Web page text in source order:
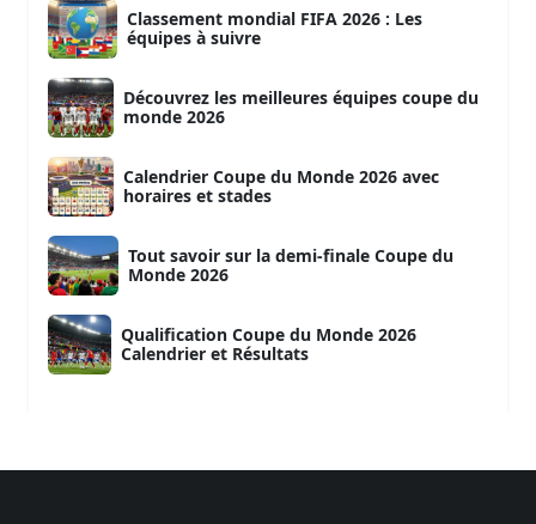
Classement mondial FIFA 2026 : Les
équipes à suivre
Découvrez les meilleures équipes coupe du
monde 2026
Calendrier Coupe du Monde 2026 avec
horaires et stades
Tout savoir sur la demi-finale Coupe du
Monde 2026
Qualification Coupe du Monde 2026
Calendrier et Résultats